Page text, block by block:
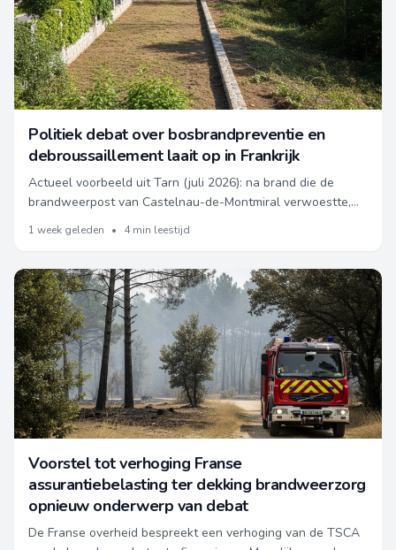
Politiek debat over bosbrandpreventie en
debroussaillement laait op in Frankrijk
Actueel voorbeeld uit Tarn (juli 2026): na brand die de
brandweerpost van Castelnau-de-Montmiral verwoestte,
werden directe noodmaatregelen getroffen voor
hulpverlening. Dit illustreert operationele veerkracht bij
1 week geleden • 4 min leestijd
Voorstel tot verhoging Franse
assurantiebelasting ter dekking brandweerzorg
opnieuw onderwerp van debat
De Franse overheid bespreekt een verhoging van de TSCA